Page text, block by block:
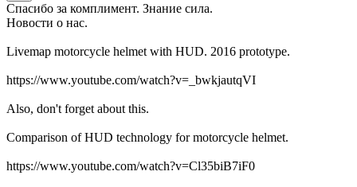
Спасибо за комплимент. Знание сила.
Новости о нас.
Livemap motorcycle helmet with HUD. 2016 prototype.
https://www.youtube.com/watch?v=_bwkjautqVI
Also, don't forget about this.
Comparison of HUD technology for motorcycle helmet.
https://www.youtube.com/watch?v=Cl35biB7iF0